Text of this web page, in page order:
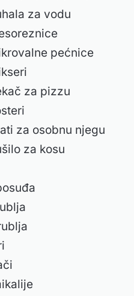
za vodu
pećnice
za pizzu
za osobnu njegu
za kosu